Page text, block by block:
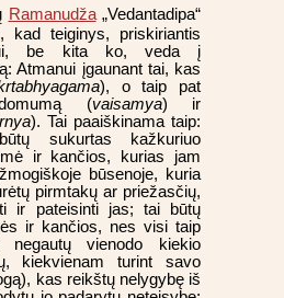
Ramanudža„Vedantadipa“
kad teiginys, priskiriantis
be kita ko, veda į
Atmanui įgaunant tai, kas
), o taip pat
(vaisamya) ir
). Tai paaiškinama taip:
sukurtas kažkuriuo
ir kančios, kurias jam
būsenoje, kuria
pirmtakų ar priežasčių,
ir pateisinti jas; tai būtų
ir kančios, nes visi taip
negautų vienodo kiekio
kiekvienam turint savo
kas reikštų nelygybę iš